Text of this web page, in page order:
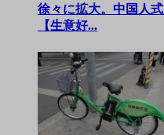
徐々に拡大。中国人
【生意好...